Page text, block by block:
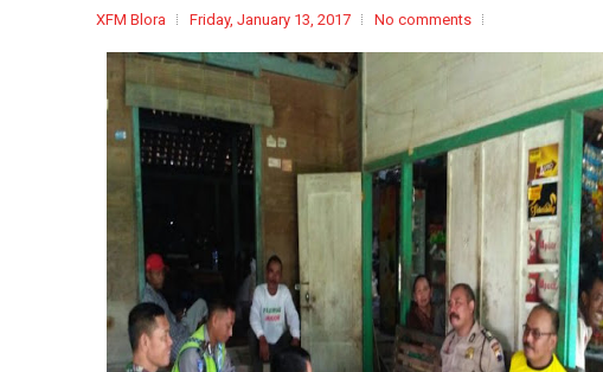
XFM Blora Friday, January 13, 2017 No comments